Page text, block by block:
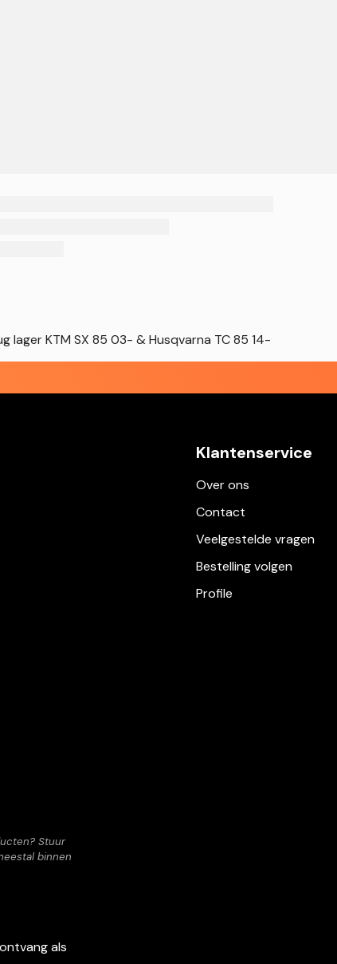
lager KTM SX 85 03- & Husqvarna TC 85 14-
Stuur
binnen
als
Klantenservice
Over ons
Contact
Veelgestelde vragen
Bestelling volgen
Profile